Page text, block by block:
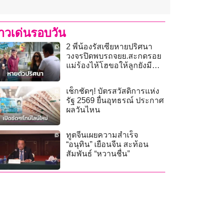
วเด่นรอบวัน
2 พี่น้องรัสเซียหายปริศนา
วงจรปิดพบรถจยย.สะกดรอย
แม่ร้องไห้โฮขอให้ลูกยังมี
เช็กชัดๆ! บัตรสวัสดิการแห่ง
รัฐ 2569 ยื่นอุทธรณ์ ประกาศ
ผลวันไหน
ทูตจีนเผยความสำเร็จ
“อนุทิน” เยือนจีน สะท้อน
สัมพันธ์ “หวานชื่น”